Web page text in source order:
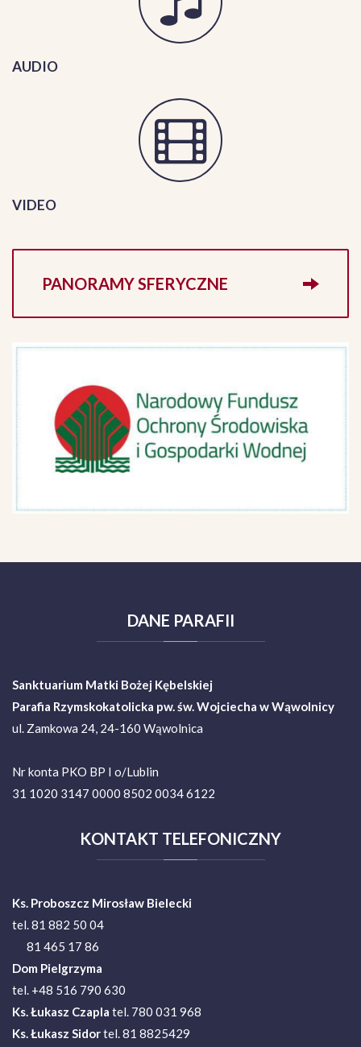
AUDIO
VIDEO
PANORAMY SFERYCZNE
DANE PARAFII
Sanktuarium Matki Bożej Kębelskiej
Parafia Rzymskokatolicka pw. św. Wojciecha w Wąwolnicy
ul. Zamkowa 24, 24-160 Wąwolnica
Nr konta PKO BP I o/Lublin
31 1020 3147 0000 8502 0034 6122
KONTAKT TELEFONICZNY
Ks. Proboszcz Mirosław Bielecki
tel. 81 882 50 04
81 465 17 86
Dom Pielgrzyma
tel. +48 516 790 630
Ks.Łukasz Czapla tel. 780 031 968
Ks. Łukasz Sidortel. 81 8825429